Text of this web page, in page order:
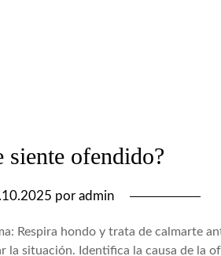
siente ofendido?
por admin
Respira hondo y trata de calmarte
la situación. Identifica la causa de la